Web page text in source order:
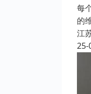
每
的
江
25-